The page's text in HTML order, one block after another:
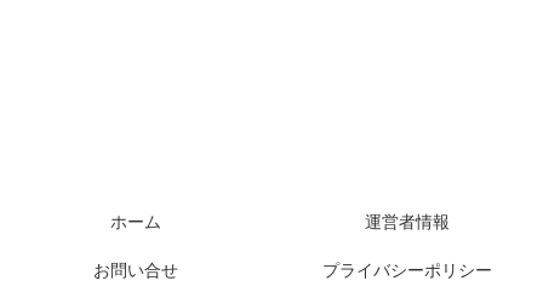
ホーム 運営者情報
お問い合せ プライバシーポリシー